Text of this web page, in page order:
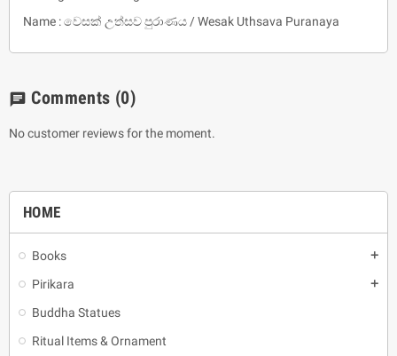
HOME
Books add
Pirikara add
Buddha Statues
Ritual Items & Ornament
Name : වෙසක් උත්සව පුරාණය / Wesak Uthsava Puranaya
chat Comments (0)
No customer reviews for the moment.